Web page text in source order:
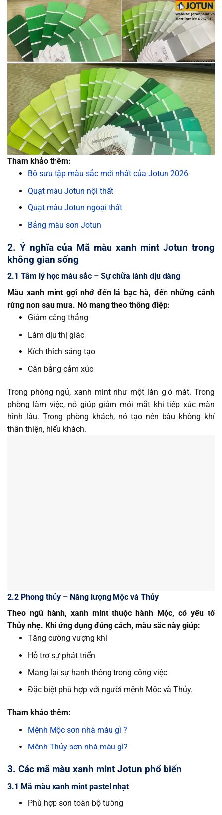
Tham khảo thêm:
Bộ sưu tập màu sắc mới nhất của Jotun 2026
Quạt màu Jotun nội thất
Quạt màu Jotun ngoại thất
Bảng màu sơn Jotun
2. Ý nghĩa của Mã màu xanh mint Jotun trong
không gian sống
2.1 Tâm lý học màu sắc – Sự chữa lành dịu dàng
Màu xanh mint gợi nhớ đến lá bạc hà, đến những cánh
rừng non sau mưa. Nó mang theo thông điệp:
Giảm căng thẳng
Làm dịu thị giác
Kích thích sáng tạo
Cân bằng cảm xúc
Trong phòng ngủ, xanh mint như một làn gió mát. Trong
phòng làm việc, nó giúp giảm mỏi mắt khi tiếp xúc màn
hình lâu. Trong phòng khách, nó tạo nên bầu không khí
thân thiện, hiếu khách.
2.2 Phong thủy – Năng lượng Mộc và Thủy
Theo ngũ hành, xanh mint thuộc hành Mộc, có yếu tố
Thủy nhẹ. Khi ứng dụng đúng cách, màu sắc này giúp:
Tăng cường vượng khí
Hỗ trợ sự phát triển
Mang lại sự hanh thông trong công việc
Đặc biệt phù hợp với người mệnh Mộc và Thủy.
Tham khảo thêm:
Mệnh Mộc sơn nhà màu gì ?
Mệnh Thủy sơn nhà màu gì?
3. Các mã màu xanh mint Jotun phổ biến
3.1 Mã màu xanh mint pastel nhạt
Phù hợp sơn toàn bộ tường